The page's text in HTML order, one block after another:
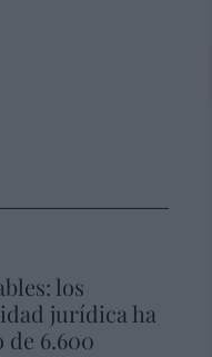
los
jurídica ha
6.600